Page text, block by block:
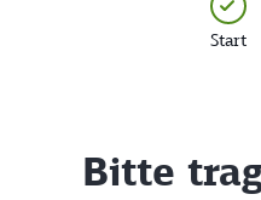
Start
Bitte